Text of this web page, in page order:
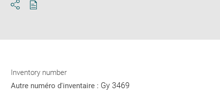
Inventory number
Autre numéro d'inventaire : Gy 3469